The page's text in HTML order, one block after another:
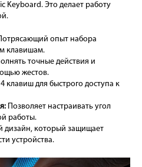
Keyboard. Это делает работу
опыт набора
клавишам.
точные действия и
жестов.
клавиш для быстрого доступа к
Позволяет настраивать угол
работы.
дизайн, который защищает
устройства.